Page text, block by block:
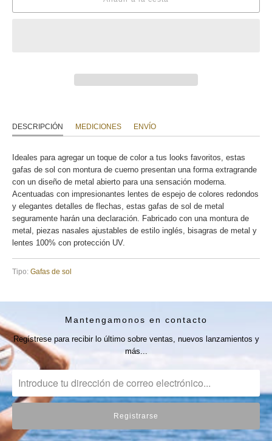
DESCRIPCIÓN MEDICIONES ENVÍO
Ideales para agregar un toque de color a tus looks favoritos, estas
gafas de sol con montura de cuerno presentan una forma extragrande
con un diseño de metal abierto para una sensación moderna.
Acentuadas con impresionantes lentes de espejo de colores redondos
y elegantes detalles de flechas, estas gafas de sol de metal
seguramente harán una declaración. Fabricado con una montura de
metal, piezas nasales ajustables de estilo inglés, bisagras de metal y
lentes 100% con protección UV.
Tipo: Gafas de sol
Mantengamonos en contacto
Regístrese para recibir lo último sobre ventas, nuevos lanzamientos y
más...